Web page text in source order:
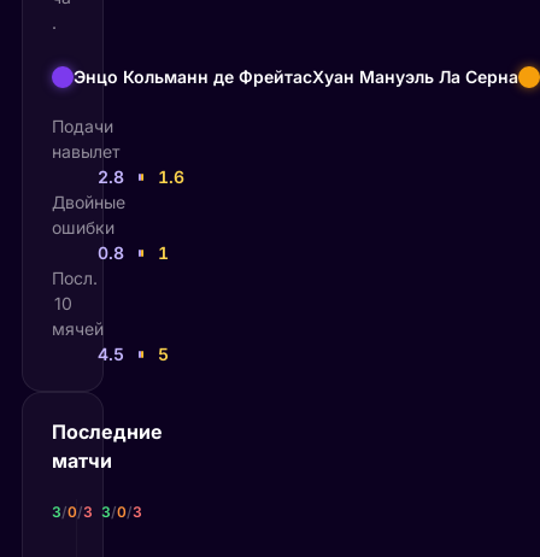
.
Энцо Кольманн де ФрейтасХуан Мануэль Ла Серна
Подачи
навылет
2.8
1.6
Двойные
ошибки
0.8
1
Посл.
10
мячей
4.5
5
Последние
матчи
Энцо Кольманн де Фрейтас
3/0/3 Хуан Мануэль Ла Серна
3/0/3